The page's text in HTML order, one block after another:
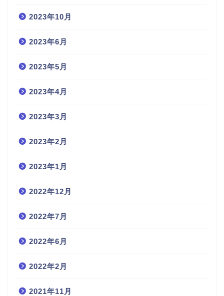
2023年10月
2023年6月
2023年5月
2023年4月
2023年3月
2023年2月
2023年1月
2022年12月
2022年7月
2022年6月
2022年2月
2021年11月